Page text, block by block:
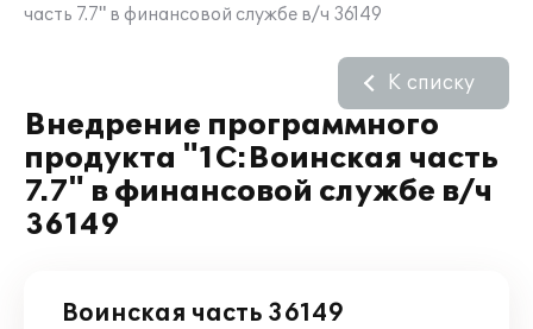
часть 7.7" в финансовой службе в/ч 36149
Внедрение программного
продукта "1C:Воинская часть
7.7" в финансовой службе в/ч
36149
К списку
Воинская часть 36149